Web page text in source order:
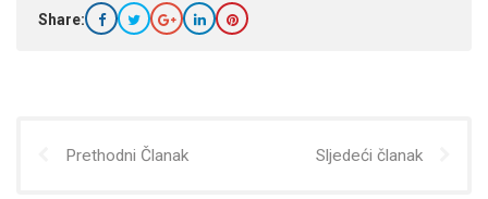
Share:
Prethodni Članak Sljedeći članak